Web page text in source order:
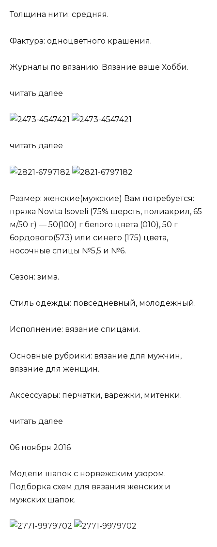
Толщина нити: средняя.
Фактура: одноцветного крашения.
Журналы по вязанию: Вязание ваше Хобби.
читать далее
читать далее
Размер: женские(мужские) Вам потребуется:
пряжа Novita Isoveli (75% шерсть, полиакрил, 65
м/50 г) — 50(100) г белого цвета (010), 50 г
6ордового(573) или синего (175) цвета,
носочные спицы №5,5 и №6.
Сезон: зима.
Стиль одежды: повседневный, молодежный.
Исполнение: вязание спицами.
Основные рубрики: вязание для мужчин,
вязание для женщин.
Аксессуары: перчатки, варежки, митенки.
читать далее
06 ноября 2016
Модели шапок с норвежским узором.
Подборка схем для вязания женских и
мужских шапок.